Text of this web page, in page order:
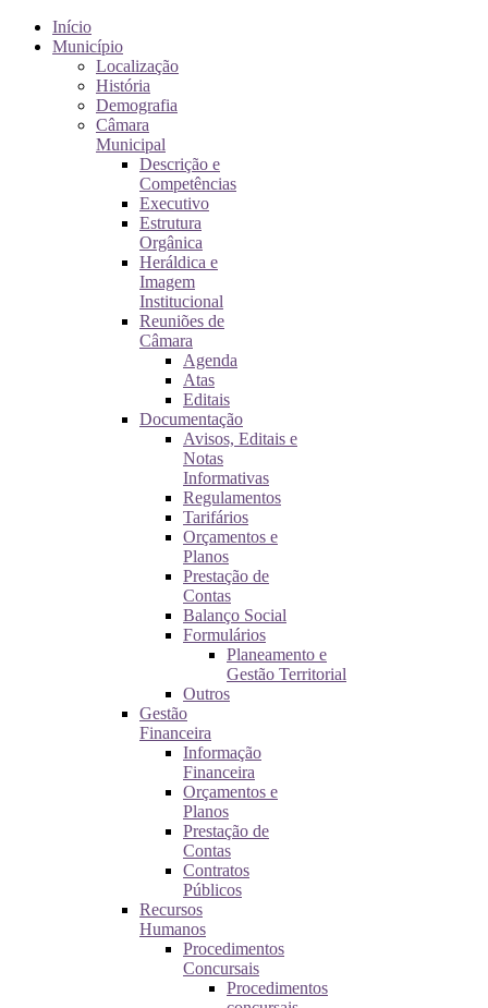
Início
Município
Localização
História
Demografia
Câmara
Municipal
Descrição e
Competências
Executivo
Estrutura
Orgânica
Heráldica e
Imagem
Institucional
Reuniões de
Câmara
Agenda
Atas
Editais
Documentação
Avisos, Editais e
Notas
Informativas
Regulamentos
Tarifários
Orçamentos e
Planos
Prestação de
Contas
Balanço Social
Formulários
Planeamento e
Gestão Territorial
Outros
Gestão
Financeira
Informação
Financeira
Orçamentos e
Planos
Prestação de
Contas
Contratos
Públicos
Recursos
Humanos
Procedimentos
Concursais
Procedimentos